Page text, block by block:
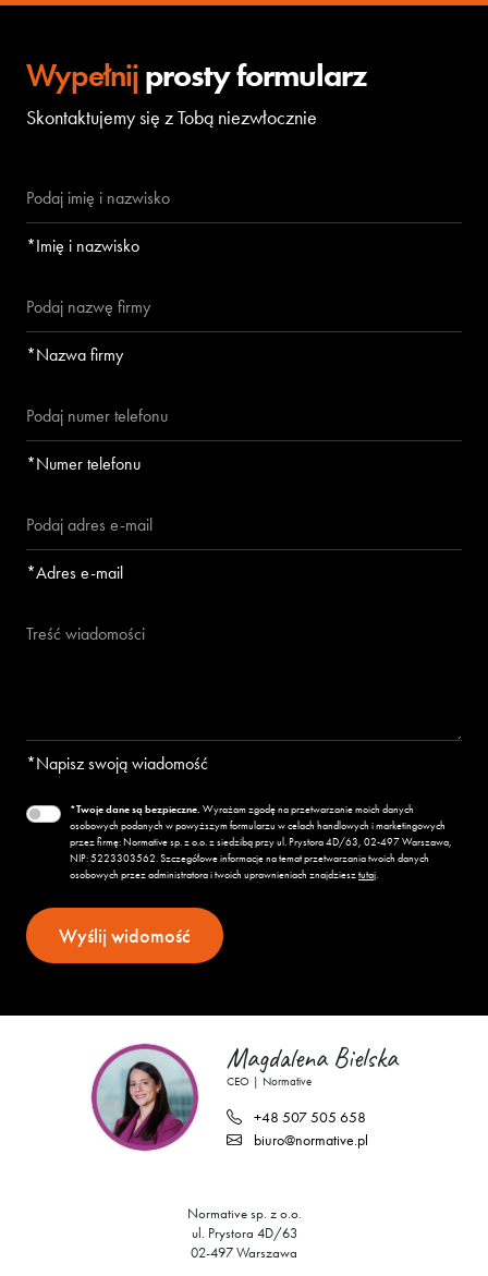
Wypełnijprosty formularz
Skontaktujemy się z Tobą niezwłocznie
*Imię i nazwisko
*Nazwa firmy
*Numer telefonu
*Adres e-mail
*Napisz swoją wiadomość
*Twoje dane są bezpieczne. Wyrażam zgodę na przetwarzanie moich danych
osobowych podanych w powyższym formularzu w celach handlowych i marketingowych
przez firmę: Normative sp. z o.o. z siedzibą przy ul. Prystora 4D/63, 02-497 Warszawa,
NIP:5223303562. Szczegółowe informacje na temat przetwarzania twoich danych
osobowych przez administratora i twoich uprawnieniach znajdziesztutaj.
Magdalena Bielska
CEO | Normative
+48 507 505 658
biuro@normative.pl
Normative sp. z o.o.
ul. Prystora 4D/63
02-497 Warszawa